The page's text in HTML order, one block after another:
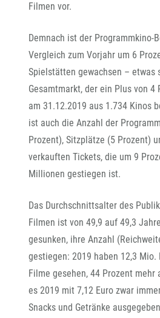
Filmen vor.
Demnach ist der Programmkino-
Vergleich zum Vorjahr um 6
Spielstätten gewachsen – etwas
Gesamtmarkt, der ein Plus von 4
am 31.12.2019 aus 1.734 Kinos
ist auch die Anzahl der
Prozent), Sitzplätze (5 Prozent)
verkauften Tickets, die um 9
Millionen gestiegen ist.
Das Durchschnittsalter des
Filmen ist von 49,9 auf 49,3
gesunken, ihre Anzahl
gestiegen: 2019 haben 12,3 Mio.
Filme gesehen, 44 Prozent mehr
es 2019 mit 7,12 Euro zwar
Snacks und Getränke